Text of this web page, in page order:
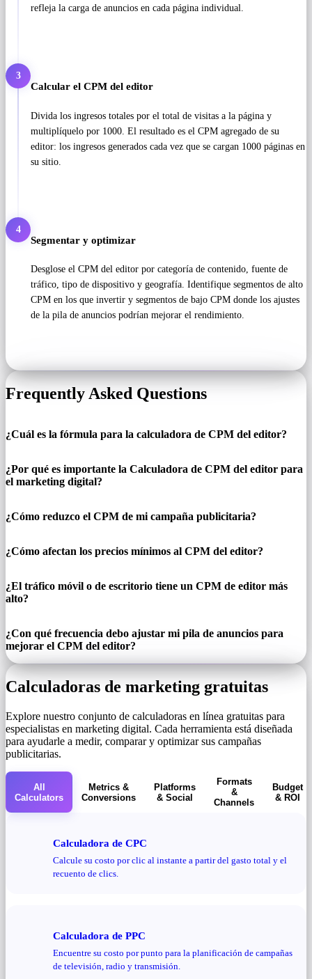
refleja la carga de anuncios en cada página individual.
3
Calcular el CPM del editor
Divida los ingresos totales por el total de visitas a la página y
multiplíquelo por 1000. El resultado es el CPM agregado de su
editor: los ingresos generados cada vez que se cargan 1000 páginas en
su sitio.
4
Segmentar y optimizar
Desglose el CPM del editor por categoría de contenido, fuente de
tráfico, tipo de dispositivo y geografía. Identifique segmentos de alto
CPM en los que invertir y segmentos de bajo CPM donde los ajustes
de la pila de anuncios podrían mejorar el rendimiento.
Frequently Asked Questions
¿Cuál es la fórmula para la calculadora de CPM del editor?
¿Por qué es importante la Calculadora de CPM del editor para
el marketing digital?
¿Cómo reduzco el CPM de mi campaña publicitaria?
¿Cómo afectan los precios mínimos al CPM del editor?
¿El tráfico móvil o de escritorio tiene un CPM de editor más
alto?
¿Con qué frecuencia debo ajustar mi pila de anuncios para
mejorar el CPM del editor?
Calculadoras de marketing gratuitas
Explore nuestro conjunto de calculadoras en línea gratuitas para
especialistas en marketing digital. Cada herramienta está diseñada
para ayudarle a medir, comparar y optimizar sus campañas
publicitarias.
All
Calculators
Metrics &
Conversions
Platforms
& Social
Formats
&
Channels
Budget
& ROI
Calculadora de CPC
Calcule su costo por clic al instante a partir del gasto total y el
recuento de clics.
Calculadora de PPC
Encuentre su costo por punto para la planificación de campañas
de televisión, radio y transmisión.